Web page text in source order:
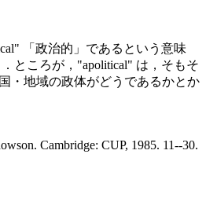
「政治的」であるという意味
ところが，"apolitical" は，そもそ
・地域の政体がどうであるかとか
Cambridge: CUP, 1985. 11--30.